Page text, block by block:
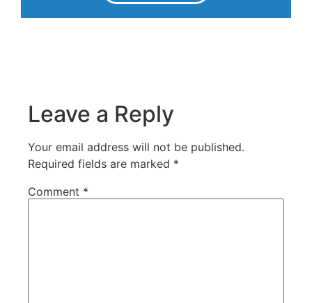
Leave a Reply
Your email address will not be published.
Required fields are marked *
Comment *